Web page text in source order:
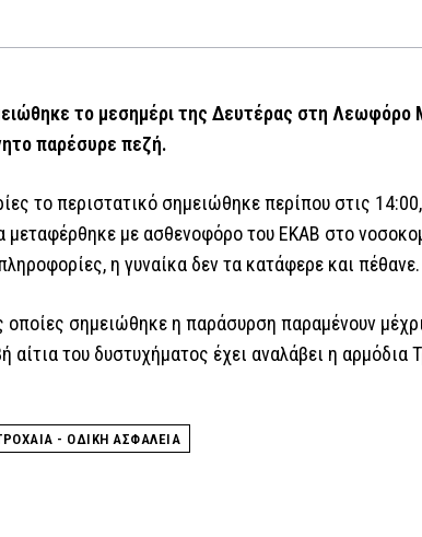
το μεσημέρι της Δευτέρας στη Λεωφόρο
παρέσυρε πεζή.
το περιστατικό σημειώθηκε περίπου στις
μεταφέρθηκε με ασθενοφόρο του ΕΚΑΒ στο
η γυναίκα δεν τα κατάφερε και πέθανε.
οποίες σημειώθηκε η παράσυρση παραμένουν
αίτια του δυστυχήματος έχει αναλάβει η αρμόδια
- ΟΔΙΚΗ ΑΣΦΑΛΕΙΑ